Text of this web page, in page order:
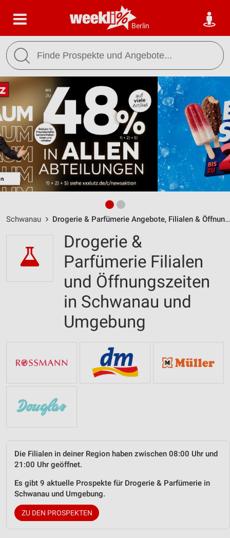
Berlin
Schwanau Drogerie & Parfümerie Angebote, Filialen & Öffnungszeiten
Drogerie &
Parfümerie Filialen
und Öffnungszeiten
in Schwanau und
Umgebung
Die Filialen in deiner Region haben zwischen 08:00 Uhr und
21:00 Uhr geöffnet.
Es gibt 9 aktuelle Prospekte für Drogerie & Parfümerie in
Schwanau und Umgebung.
ZU DEN PROSPEKTEN